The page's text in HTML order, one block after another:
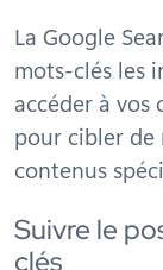
La Google
mots-clés les
accéder à vos
pour cibler de
contenus
Suivre le
clés